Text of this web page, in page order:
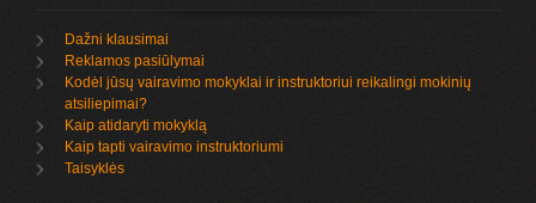
Dažni klausimai
Reklamos pasiūlymai
Kodėl jūsų vairavimo mokyklai ir instruktoriui reikalingi mokinių
atsiliepimai?
Kaip atidaryti mokyklą
Kaip tapti vairavimo instruktoriumi
Taisyklės